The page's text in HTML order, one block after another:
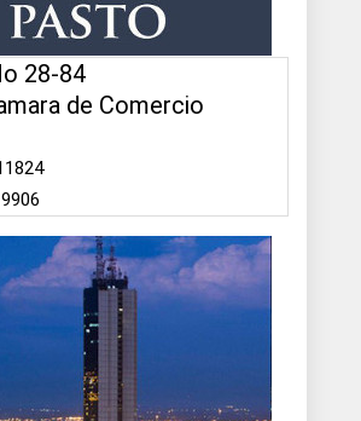
28-84
de Comercio